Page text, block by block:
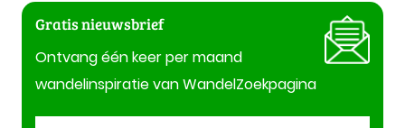
Gratis nieuwsbrief
Ontvang één keer per maand
wandelinspiratie van WandelZoekpagina